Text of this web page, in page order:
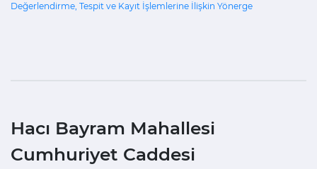
Değerlendirme, Tespit ve Kayıt İşlemlerine İlişkin Yönerge
Hacı Bayram Mahallesi
Cumhuriyet Caddesi